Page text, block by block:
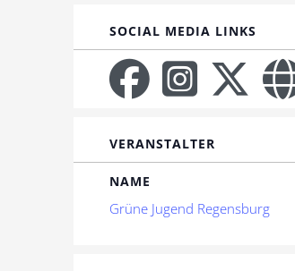
SOCIAL MEDIA LINKS
VERANSTALTER
NAME
Grüne Jugend Regensburg